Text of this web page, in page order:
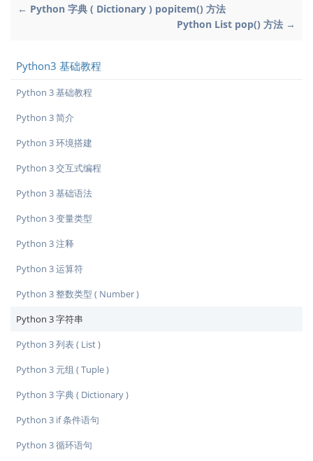
← Python 字典 ( Dictionary ) popitem() 方法
Python List pop() 方法 →
Python3 基础教程
Python 3 基础教程
Python 3 简介
Python 3 环境搭建
Python 3 交互式编程
Python 3 基础语法
Python 3 变量类型
Python 3 注释
Python 3 运算符
Python 3 整数类型 ( Number )
Python 3 字符串
Python 3 列表 ( List )
Python 3 元组 ( Tuple )
Python 3 字典 ( Dictionary )
Python 3 if 条件语句
Python 3 循环语句